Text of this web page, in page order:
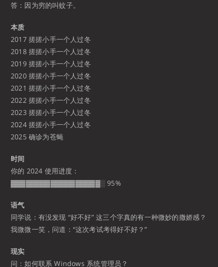
答：因为穷的叫蚊子。
本质
2017 搓搓小手一个人过冬
2018 搓搓小手一个人过冬
2019 搓搓小手一个人过冬
2020 搓搓小手一个人过冬
2021 搓搓小手一个人过冬
2022 搓搓小手一个人过冬
2023 搓搓小手一个人过冬
2024 搓搓小手一个人过冬
2025 确诊为苍蝇
时间
你的 2024 使用进度：
▓▓▓▓▓▓▓▓▓▓▓▓▓▓▓▓▓▓░ 95%
语气
同学说：有没发现 “好不好” 这三个字真的有一种微妙的撒娇感？
我微微一笑，问道：“这次考试考得好不好？”
现实
问：如何联系 Windows 系统管理员？